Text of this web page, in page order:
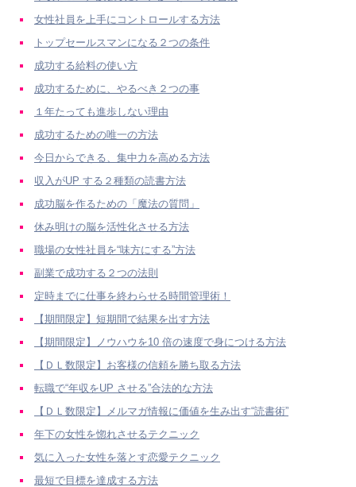
女性社員を上手にコントロールする方法
トップセールスマンになる２つの条件
成功する給料の使い方
成功するために、やるべき２つの事
１年たっても進歩しない理由
成功するための唯一の方法
今日からできる、集中力を高める方法
収入がUP する２種類の読書方法
成功脳を作るための「魔法の質問」
休み明けの脳を活性化させる方法
職場の女性社員を“味方にする”方法
副業で成功する２つの法則
定時までに仕事を終わらせる時間管理術！
【期間限定】短期間で結果を出す方法
【期間限定】ノウハウを10 倍の速度で身につける方法
【ＤＬ数限定】お客様の信頼を勝ち取る方法
転職で“年収をUP させる”合法的な方法
【ＤＬ数限定】メルマガ情報に価値を生み出す“読書術”
年下の女性を惚れさせるテクニック
気に入った女性を落とす恋愛テクニック
最短で目標を達成する方法